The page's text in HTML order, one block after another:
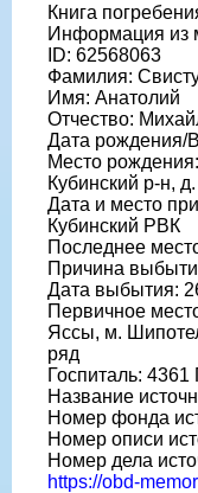
Книга
Информация из
ID: 62568063
Фамилия:
Имя: Анатолий
Отчество:
Дата рождения/
Место
Кубинский р-н,
Дата и место
Кубинский РВК
Последнее
Причина
Дата выбытия:
Первичное
Яссы, м.
ряд
Госпиталь:
Название
Номер фонда
Номер описи
Номер дела
https://obd-